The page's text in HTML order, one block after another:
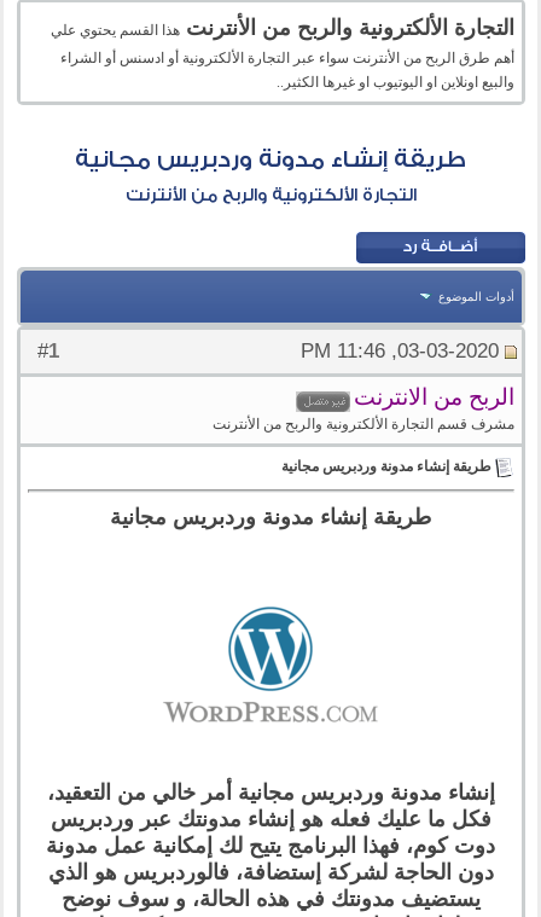
التجارة الألكترونية والربح من الأنترنت هذا القسم يحتوي علي
أهم طرق الربح من الأنترنت سواء عبر التجارة الألكترونية أو ادسنس أو الشراء
والبيع اونلاين او اليوتيوب او غيرها الكثير..
طريقة إنشاء مدونة وردبريس مجانية
التجارة الألكترونية والربح من الأنترنت
أدوات الموضوع
#
1 03-03-2020, 11:46 PM
الربح من الانترنت
مشرف قسم التجارة الألكترونية والربح من الأنترنت
طريقة إنشاء مدونة وردبريس مجانية
طريقة إنشاء مدونة وردبريس مجانية
إنشاء مدونة وردبريس مجانية أمر خالي من التعقيد،
فكل ما عليك فعله هو إنشاء مدونتك عبر وردبريس
دوت كوم، فهذا البرنامج يتيح لك إمكانية عمل مدونة
دون الحاجة لشركة إستضافة، فالوردبريس هو الذي
يستضيف مدونتك في هذه الحالة، و سوف نوضح